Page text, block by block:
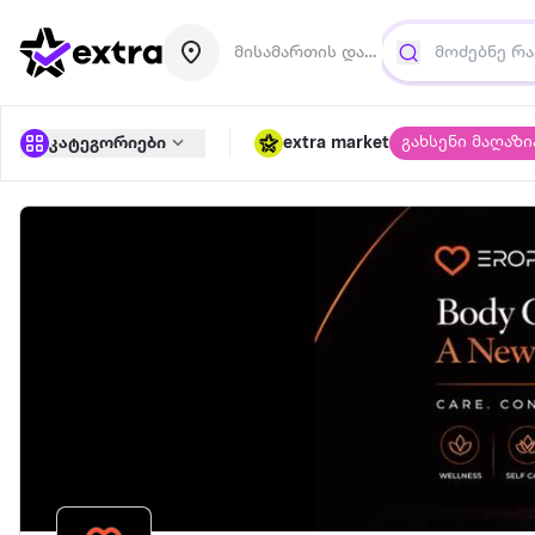
მისამართის დამატება
კატეგორიები extra market გახსენი